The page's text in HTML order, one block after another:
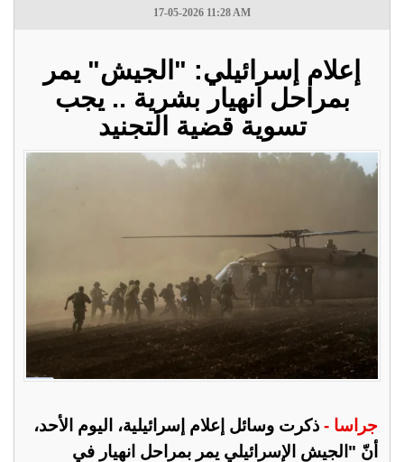
17-05-2026 11:28 AM
إعلام إسرائيلي: "الجيش" يمر
بمراحل انهيار بشرية .. يجب
تسوية قضية التجنيد
جراسا - ذكرت وسائل إعلام إسرائيلية، اليوم الأحد،
أنّ "الجيش الإسرائيلي يمر بمراحل انهيار في